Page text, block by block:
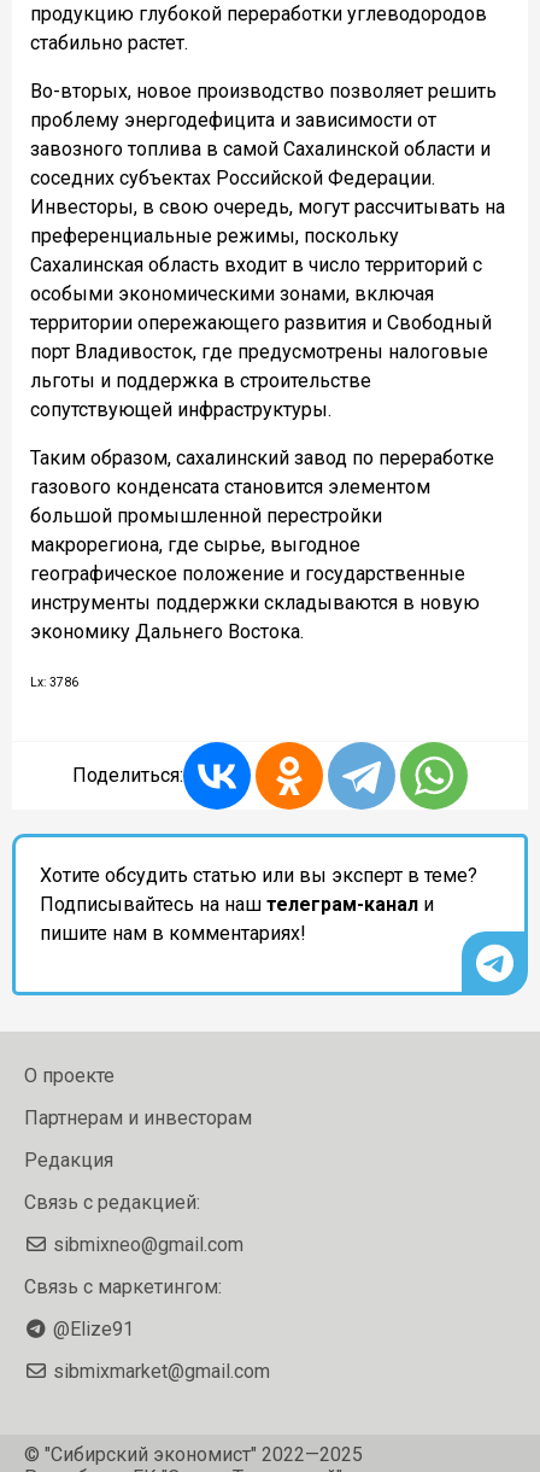
продукцию глубокой переработки углеводородов
стабильно растет.
Во-вторых, новое производство позволяет решить
проблему энергодефицита и зависимости от
завозного топлива в самой Сахалинской области и
соседних субъектах Российской Федерации.
Инвесторы, в свою очередь, могут рассчитывать на
преференциальные режимы, поскольку
Сахалинская область входит в число территорий с
особыми экономическими зонами, включая
территории опережающего развития и Свободный
порт Владивосток, где предусмотрены налоговые
льготы и поддержка в строительстве
сопутствующей инфраструктуры.
Таким образом, сахалинский завод по переработке
газового конденсата становится элементом
большой промышленной перестройки
макрорегиона, где сырье, выгодное
географическое положение и государственные
инструменты поддержки складываются в новую
экономику Дальнего Востока.
Lx: 3786
Поделиться:
Хотите обсудить статью или вы эксперт в теме?
Подписывайтесь на наш телеграм-канал и
пишите нам в комментариях!
О проекте
Партнерам и инвесторам
Редакция
Связь с редакцией:
sibmixneo@gmail.com
Связь с маркетингом:
@Elize91
sibmixmarket@gmail.com
© "Сибирский экономист" 2022—2025